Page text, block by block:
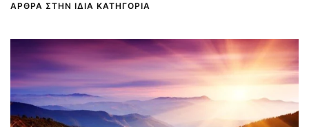
ΑΡΘΡΑ ΣΤΗΝ ΙΔΙΑ ΚΑΤΗΓΟΡΙΑ